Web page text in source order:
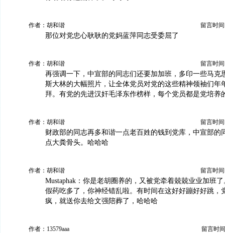
作者：胡和谐 留言时间
那位对党忠心耿耿的党妈蓝萍同志受委屈了
作者：胡和谐 留言时间
再强调一下，中宣部的同志们还要加加班，多印一些马克
斯大林的大幅照片，让全体党员对党的这些精神领袖们年
拜。有党的先进汉奸毛泽东作榜样，每个党员都是党培养
作者：胡和谐 留言时间
财政部的同志再多和谐一点老百姓的钱到党库，中宣部的
点大粪骨头。哈哈哈
作者：胡和谐 留言时间
Mustaphak：你是老胡圈养的，又被党牵着兢兢业业加班
假药吃多了，你神经错乱啦。有时间在这好好蹦好好跳，
疯，就送你去给文强陪葬了，哈哈哈
作者：13579aaa 留言时